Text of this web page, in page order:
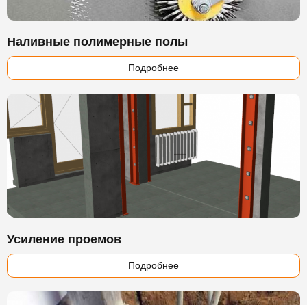
Наливные полимерные полы
Подробнее
Усиление проемов
Подробнее